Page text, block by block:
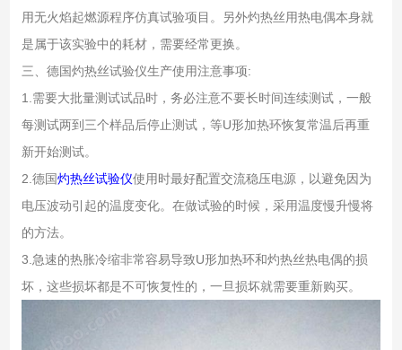
用无火焰起燃源程序仿真试验项目。另外灼热丝用热电偶本身就
是属于该实验中的耗材，需要经常更换。
三、德国灼热丝试验仪生产使用注意事项:
1.需要大批量测试试品时，务必注意不要长时间连续测试，一般
每测试两到三个样品后停止测试，等U形加热环恢复常温后再重
新开始测试。
2.德国灼热丝试验仪使用时最好配置交流稳压电源，以避免因为
电压波动引起的温度变化。在做试验的时候，采用温度慢升慢将
的方法。
3.急速的热胀冷缩非常容易导致U形加热环和灼热丝热电偶的损
坏，这些损坏都是不可恢复性的，一旦损坏就需要重新购买。